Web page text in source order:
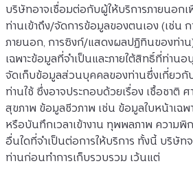
บริษัทอาจเชื่อมต่อกับผู้ให้บริการภายนอกเ
ท่านเข้าถึง/จัดการข้อมูลของตนเอง (เช่น
ภายนอก, การซิงก์/แสดงผลปฏิทินของท่าน
เฉพาะข้อมูลที่จำเป็นและภายใต้สิทธิ์ที่ท่าน
จัดเก็บข้อมูลส่วนบุคคลของท่านซึ่งเกี่ยวกั
ท่านใช้ ซึ่งอาจประกอบด้วยเรื่อง เชื้อชาติ
สุขภาพ ข้อมูลชีวภาพ เช่น ข้อมูลใบหน้าเฉ
หรือบันทึกเวลาเข้างาน ทุพพลภาพ ความ
อื่นใดที่จำเป็นต่อการให้บริการ ทั้งนี้ บริษัท
ท่านก่อนทำการเก็บรวบรวม เว้นแต่